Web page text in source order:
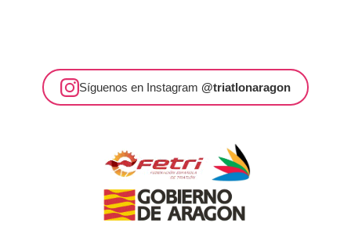
Síguenos en Instagram @triatlonaragon